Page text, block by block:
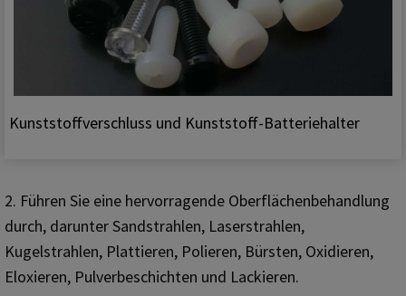
Kunststoffverschluss und Kunststoff-Batteriehalter
2. Führen Sie eine hervorragende Oberflächenbehandlung
durch, darunter Sandstrahlen, Laserstrahlen,
Kugelstrahlen, Plattieren, Polieren, Bürsten, Oxidieren,
Eloxieren, Pulverbeschichten und Lackieren.